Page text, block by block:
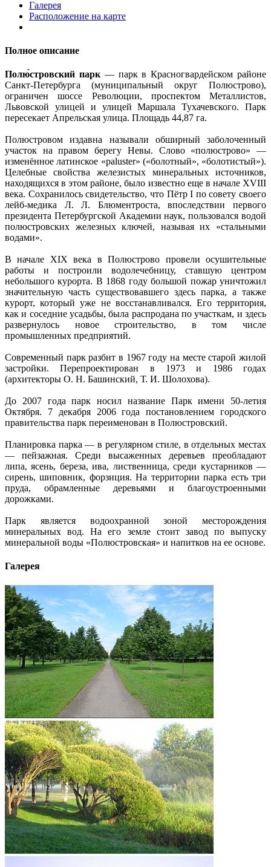
Галерея
Расположение на карте
Полное описание
Полю́стровский парк— парк в Красногвардейском районе
Санкт-Петербурга (муниципальный округ Полюстрово),
ограничен шоссе Революции, проспектом Металлистов,
Львовской улицей и улицей Маршала Тухачевского. Парк
пересекает Апрельская улица. Площадь 44,87 га.
Полюстровом издавна называли обширный заболоченный
участок на правом берегу Невы. Слово «полюстрово» —
изменённое латинское «paluster» («болотный», «болотистый»).
Целебные свойства железистых минеральных источников,
находящихся в этом районе, было известно еще в начале XVIII
века. Сохранилось свидетельство, что Пётр I по совету своего
лейб-медика Л. Л. Блюментроста, впоследствии первого
президента Петербургской Академии наук, пользовался водой
полюстровских железных ключей, называя их «стальными
водами».
В начале XIX века в Полюстрово провели осушительные
работы и построили водолечебницу, ставшую центром
небольшого курорта. В 1868 году большой пожар уничтожил
значительную часть существовавшего здесь парка, а также
курорт, который уже не восстанавливался. Его территория,
как и соседние усадьбы, была распродана по участкам, и здесь
развернулось новое строительство, в том числе
промышленных предприятий.
Современный парк разбит в 1967 году на месте старой жилой
застройки. Перепроектирован в 1973 и 1986 годах
(архитекторы О. Н. Башинский, Т. И. Шолохова).
До 2007 года парк носил название Парк имени 50-летия
Октября. 7 декабря 2006 года постановлением городского
правительства парк переименован в Полюстровский.
Планировка парка — в регулярном стиле, в отдельных местах
— пейзажная. Среди высаженных деревьев преобладают
липа, ясень, береза, ива, лиственница, среди кустарников —
сирень, шиповник, форзиция. На территории парка есть три
пруда, обрамленные деревьями и благоустроенными
дорожками.
Парк является водоохранной зоной месторождения
минеральных вод. На его земле стоит завод по выпуску
минеральной воды «Полюстровская» и напитков на ее основе.
Галерея